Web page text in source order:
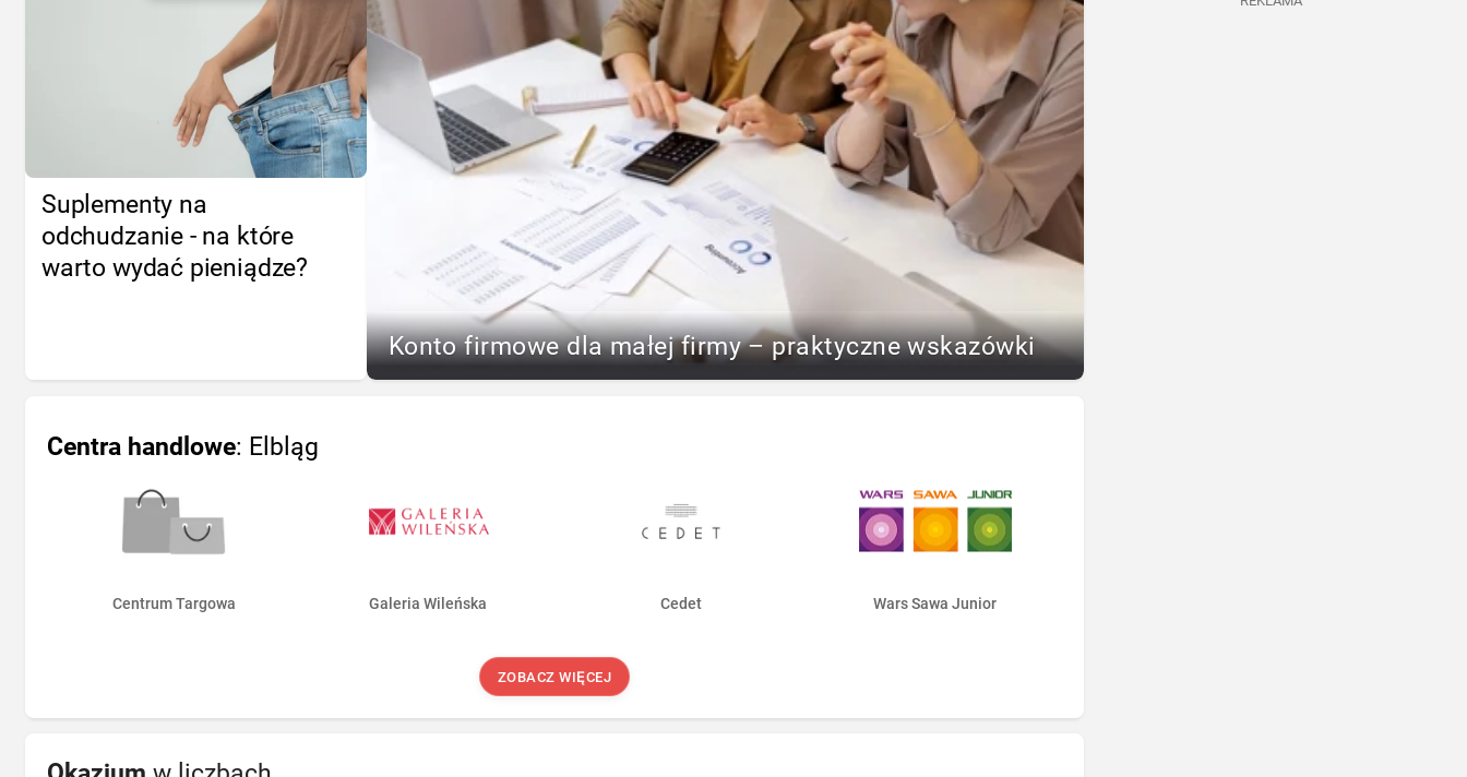
Suplementy na
odchudzanie - na które
warto wydać pieniądze?
Konto firmowe dla małej firmy – praktyczne wskazówki
Centra handlowe: Elbląg
Centrum Targowa Galeria Wileńska Cedet Wars Sawa Junior
ZOBACZ WIĘCEJ